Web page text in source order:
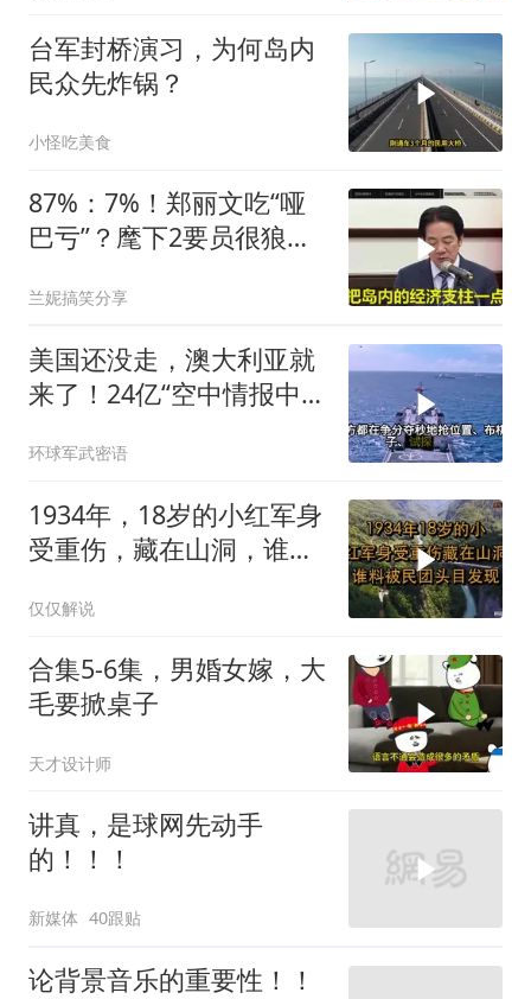
台军封桥演习，为何岛内
民众先炸锅？
小怪吃美食
87%：7%！郑丽文吃“哑
巴亏”？麾下2要员很狼
兰妮搞笑分享
美国还没走，澳大利亚就
来了！24亿“空中情报中
环球军武密语
1934年，18岁的小红军身
受重伤，藏在山洞，谁料
仅仅解说
合集5-6集，男婚女嫁，大
毛要掀桌子
天才设计师
讲真，是球网先动手
的！！！
新媒体 40跟贴
论背景音乐的重要性！！